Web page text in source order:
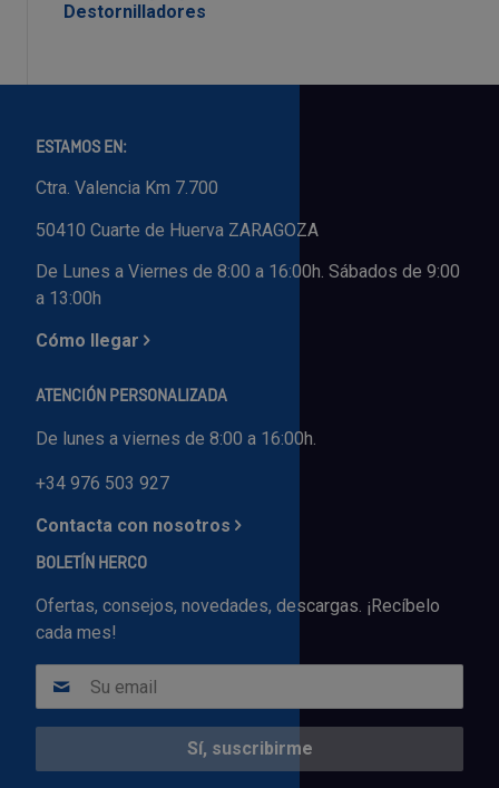
Destornilladores
ESTAMOS EN:
Ctra. Valencia Km 7.700
50410 Cuarte de Huerva ZARAGOZA
De Lunes a Viernes de 8:00 a 16:00h. Sábados de 9:00
a 13:00h
Cómo llegar
ATENCIÓN PERSONALIZADA
De lunes a viernes de 8:00 a 16:00h.
+34 976 503 927
Contacta con nosotros
BOLETÍN HERCO
Ofertas, consejos, novedades, descargas. ¡Recíbelo
cada mes!